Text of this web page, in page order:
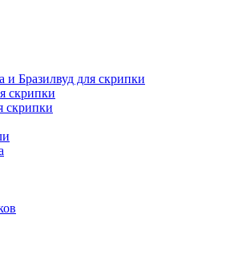
Бразилвуд для скрипки
скрипки
скрипки